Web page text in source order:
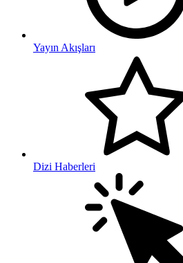
Yayın Akışları
Dizi Haberleri